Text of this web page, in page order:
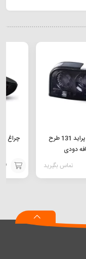
چراغ عقب پراید 131 طرح
دودی
تماس بگیرید
چراغ
افزودن
سبد